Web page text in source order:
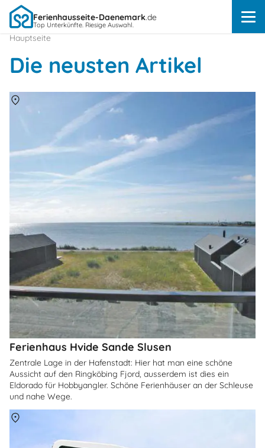
Ferienhausseite-Daenemark.de
Top Unterkünfte. Riesige Auswahl.
Hauptseite
Die neusten Artikel
Ferienhaus Hvide Sande Slusen
Zentrale Lage in der Hafenstadt: Hier hat man eine schöne
Aussicht auf den Ringköbing Fjord, ausserdem ist dies ein
Eldorado für Hobbyangler. Schöne Ferienhäuser an der Schleuse
und nahe Wege.